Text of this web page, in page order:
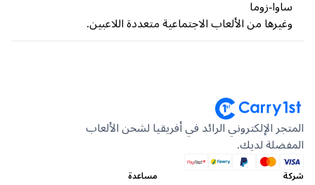
زوما
من الألعاب الاجتماعية متعددة اللاعبين.
الإلكتروني الرائد في أفريقيا لشحن الألعاب
لديك.
مساعدة